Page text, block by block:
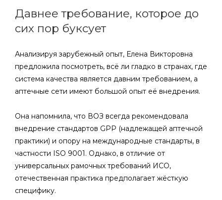
Давнее требование, которое до
сих пор буксует
Анализируя зарубежный опыт, Елена Викторовна
предложила посмотреть, всё ли гладко в странах, где
система качества является давним требованием, а
аптечные сети имеют большой опыт её внедрения.
Она напомнила, что ВОЗ всегда рекомендовала
внедрение стандартов GPP (надлежащей аптечной
практики) и опору на международные стандарты, в
частности ISO 9001. Однако, в отличие от
универсальных рамочных требований ИСО,
отечественная практика предполагает жёсткую
специфику.